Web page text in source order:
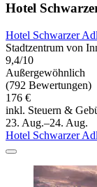
Hotel
Hotel Schwarzer
Stadtzentrum von
9,4/10
Außergewöhnlich
(792 Bewertungen)
176 €
inkl. Steuern &
23. Aug.–24. Aug.
Hotel Schwarzer